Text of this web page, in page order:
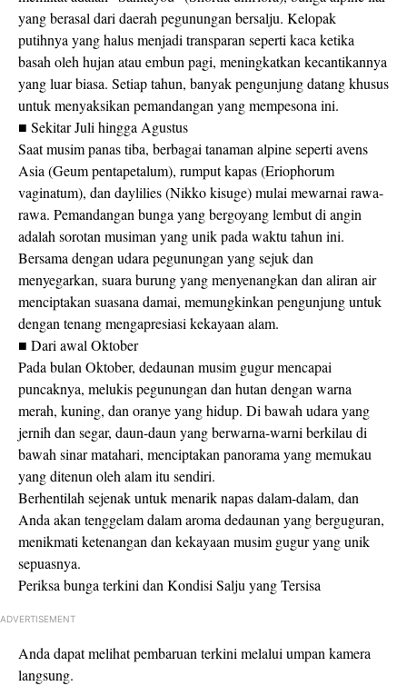
yang berasal dari daerah pegunungan bersalju. Kelopak
putihnya yang halus menjadi transparan seperti kaca ketika
basah oleh hujan atau embun pagi, meningkatkan kecantikannya
yang luar biasa. Setiap tahun, banyak pengunjung datang khusus
untuk menyaksikan pemandangan yang mempesona ini.
■ Sekitar Juli hingga Agustus
Saat musim panas tiba, berbagai tanaman alpine seperti avens
Asia (Geum pentapetalum), rumput kapas (Eriophorum
vaginatum), dan daylilies (Nikko kisuge) mulai mewarnai rawa-
rawa. Pemandangan bunga yang bergoyang lembut di angin
adalah sorotan musiman yang unik pada waktu tahun ini.
Bersama dengan udara pegunungan yang sejuk dan
menyegarkan, suara burung yang menyenangkan dan aliran air
menciptakan suasana damai, memungkinkan pengunjung untuk
dengan tenang mengapresiasi kekayaan alam.
■ Dari awal Oktober
Pada bulan Oktober, dedaunan musim gugur mencapai
puncaknya, melukis pegunungan dan hutan dengan warna
merah, kuning, dan oranye yang hidup. Di bawah udara yang
jernih dan segar, daun-daun yang berwarna-warni berkilau di
bawah sinar matahari, menciptakan panorama yang memukau
yang ditenun oleh alam itu sendiri.
Berhentilah sejenak untuk menarik napas dalam-dalam, dan
Anda akan tenggelam dalam aroma dedaunan yang berguguran,
menikmati ketenangan dan kekayaan musim gugur yang unik
sepuasnya.
Periksa bunga terkini dan Kondisi Salju yang Tersisa
ADVERTISEMENT
Anda dapat melihat pembaruan terkini melalui umpan kamera
langsung.